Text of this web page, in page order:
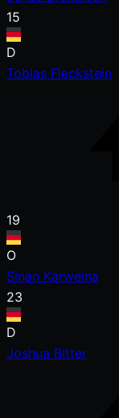
15
D
Tobias Fleckstein
19
O
Sinan Karweina
23
D
Joshua Bitter